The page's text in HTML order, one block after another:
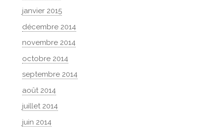
janvier 2015
décembre 2014
novembre 2014
octobre 2014
septembre 2014
août 2014
juillet 2014
juin 2014